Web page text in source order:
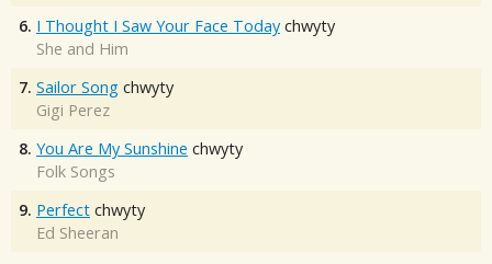
6. I Thought I Saw Your Face Today chwyty
She and Him
7. Sailor Song chwyty
Gigi Perez
8. You Are My Sunshine chwyty
Folk Songs
9. Perfect chwyty
Ed Sheeran